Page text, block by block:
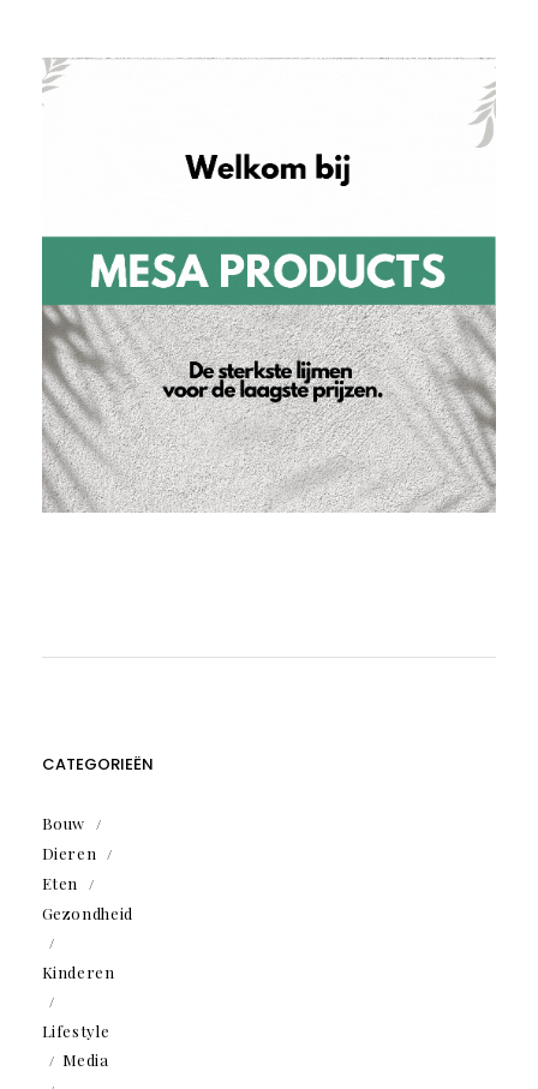
CATEGORIEËN
Bouw
Dieren
Eten
Gezondheid
Kinderen
Lifestyle
Media